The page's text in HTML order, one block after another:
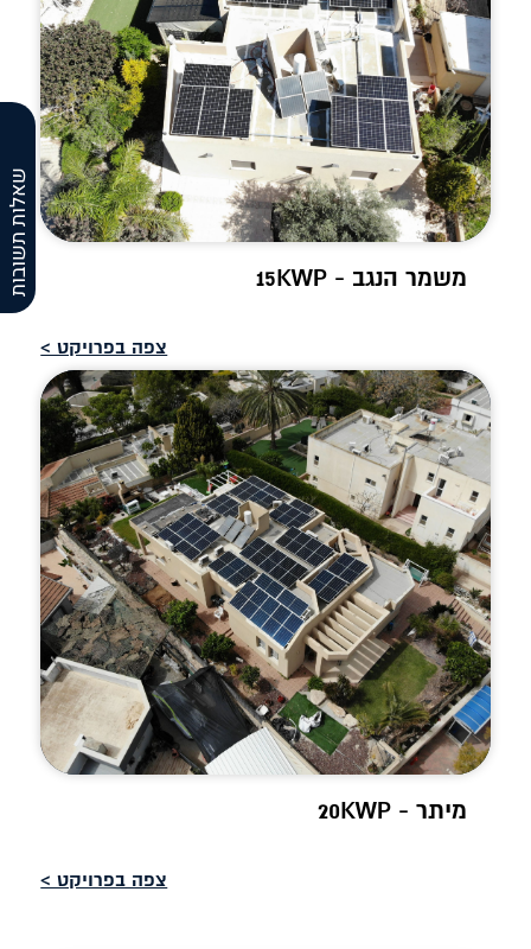
שאלות תשובות משמר הנגב - 15KWP
צפה בפרויקט >
מיתר - 20KWP
צפה בפרויקט >